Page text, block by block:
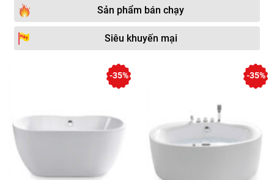
Bồn tắm Moonoah Bồn tắm Kohler
Bồn tắm Fantiny
Bồn tắm gỗ Bồn tắm Amazon
Bồn tắm NP Bồn tắm Selta
Sản phẩm bán chạy
Siêu khuyến mại
-35% -35%